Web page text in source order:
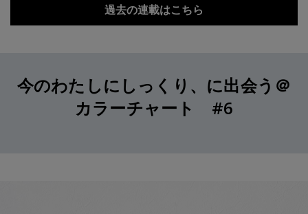
過去の連載はこちら
今のわたしにしっくり、に出会う＠
カラーチャート #6